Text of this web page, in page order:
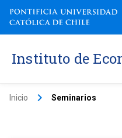
Instituto de
Inicio keyboard_arrow_right Seminarios